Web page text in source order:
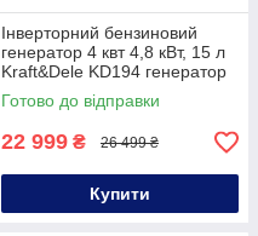
Інверторний бензиновий
генератор 4 квт 4,8 кВт, 15 л
Kraft&Dele KD194 генератор
інверторний
Готово до відправки
22 999 ₴ 26 499 ₴
Купити